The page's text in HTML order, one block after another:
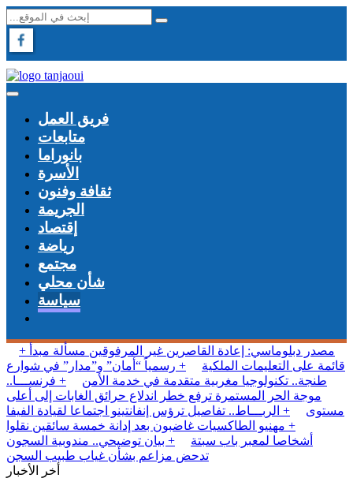
فريق العمل
متابعات
بانوراما
الأسرة
ثقافة وفنون
الجريمة
إقتصاد
رياضة
مجتمع
شأن محلي
سياسة
+ مصدر دبلوماسي: إعادة القاصرين غير المرفوقين مسألة مبدأ
قائمة على التعليمات الملكية
+ رسمياً “أمان” و”مدار” في شوارع
طنجة.. تكنولوجيا مغربية متقدمة في خدمة الأمن
+ فرنســـا..
موجة الحر المستمرة ترفع خطر اندلاع حرائق الغابات إلى أعلى
مستوى
+ الربـــاط.. تفاصيل ترؤس إنفانتينو اجتماعا لقيادة الفيفا
+ مهنيو الطاكسيات غاضبون بعد إدانة خمسة سائقين نقلوا
أشخاصا لمعبر باب سبتة
+ بيان توضيحي.. مندوبية السجون
تدحض مزاعم بشأن غياب طبيب السجن
أخر الأخبار